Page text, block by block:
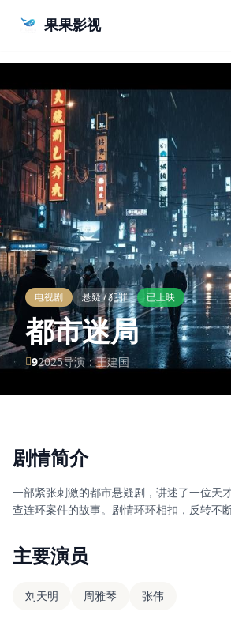
果果影视
电视剧 悬疑 / 犯罪 已上映
都市迷局
92025导演：王建国
剧情简介
一部紧张刺激的都市悬疑剧，讲述了一位天
查连环案件的故事。剧情环环相扣，反转不
主要演员
刘天明 周雅琴 张伟